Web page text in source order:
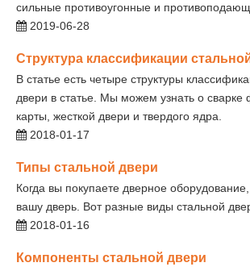
сильные противоугонные и
2019-06-28
Структура классификации
В статье есть четыре структуры
двери в статье. Мы можем узнать о
карты, жесткой двери и твердого ядра.
2018-01-17
Типы стальной двери
Когда вы покупаете дверное
вашу дверь. Вот разные виды стальной
2018-01-16
Компоненты стальной двери